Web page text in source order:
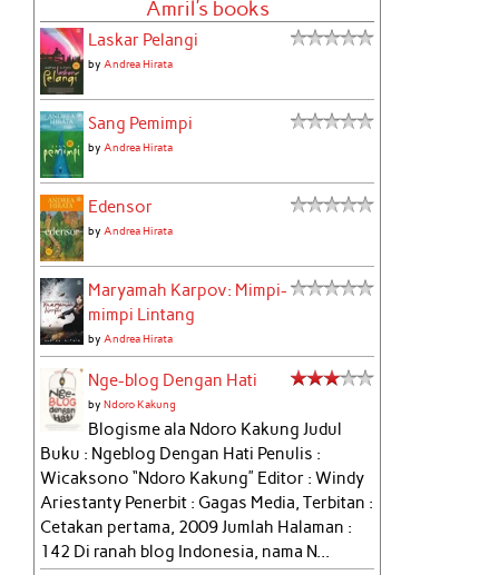
Amril's books
Laskar Pelangi
by Andrea Hirata
Sang Pemimpi
by Andrea Hirata
Edensor
by Andrea Hirata
Maryamah Karpov: Mimpi-
mimpi Lintang
by Andrea Hirata
Nge-blog Dengan Hati
byNdoro Kakung
Blogisme ala Ndoro Kakung Judul
Buku : Ngeblog Dengan Hati Penulis :
Wicaksono “Ndoro Kakung” Editor : Windy
Ariestanty Penerbit : Gagas Media, Terbitan :
Cetakan pertama, 2009 Jumlah Halaman :
142 Di ranah blog Indonesia, nama N...